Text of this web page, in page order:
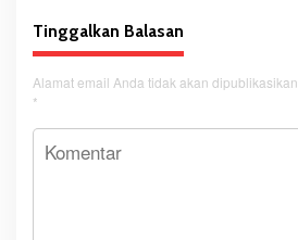
Tinggalkan Balasan
Alamat email Anda tidak akan dipublikasikan.
*